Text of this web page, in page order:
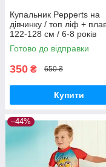
Купальник Pepperts на
дівчинку / топ ліф +
122-128 см / 6-8 років
Готово до відправки
350 ₴ 650 ₴
Купити
–44%